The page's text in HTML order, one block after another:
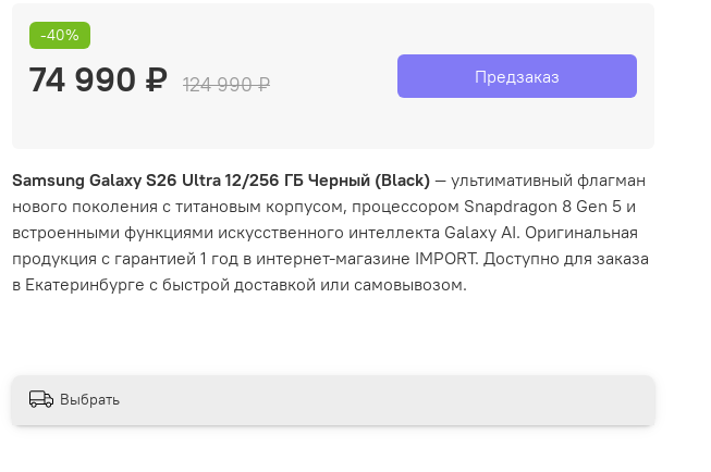
-40%
74 990 ₽ 124 990 ₽ Предзаказ
Samsung Galaxy S26 Ultra 12/256 ГБ Черный (Black) — ультимативный флагман
нового поколения с титановым корпусом, процессором Snapdragon 8 Gen 5 и
встроенными функциями искусственного интеллекта Galaxy AI. Оригинальная
продукция с гарантией 1 год в интернет-магазине IMPORT. Доступно для заказа
в Екатеринбурге с быстрой доставкой или самовывозом.
Выбрать